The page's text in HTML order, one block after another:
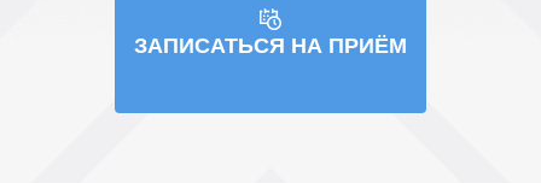
ЗАПИСАТЬСЯ НА ПРИЁМ